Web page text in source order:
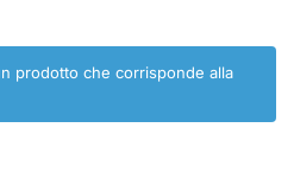
prodotto che corrisponde alla